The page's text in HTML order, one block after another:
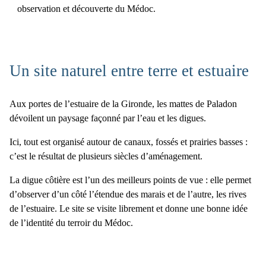
observation et découverte du Médoc.
Un site naturel entre terre et estuaire
Aux portes de l’estuaire de la Gironde, les mattes de Paladon
dévoilent un paysage façonné par l’eau et les digues.
Ici, tout est organisé autour de canaux, fossés et prairies basses :
c’est le résultat de plusieurs siècles d’aménagement.
La digue côtière est l’un des meilleurs points de vue : elle permet
d’observer d’un côté l’étendue des marais et de l’autre, les rives
de l’estuaire. Le site se visite librement et donne une bonne idée
de l’identité du terroir du Médoc.